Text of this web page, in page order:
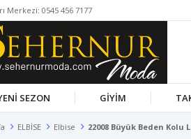
Merkezi: 0545 456 7177
SEZON GİYİM
ELBİSE Elbise 22008 Büyük Beden Kolu